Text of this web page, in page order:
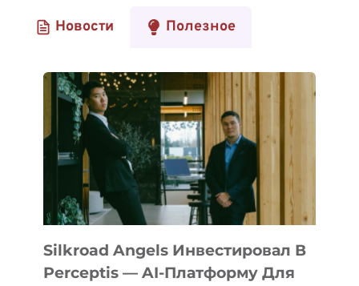
Новости Полезное
Silkroad Angels Инвестировал В
Perceptis — AI-Платформу Для